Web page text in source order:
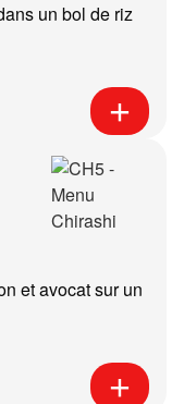
un bol de riz
et avocat sur un